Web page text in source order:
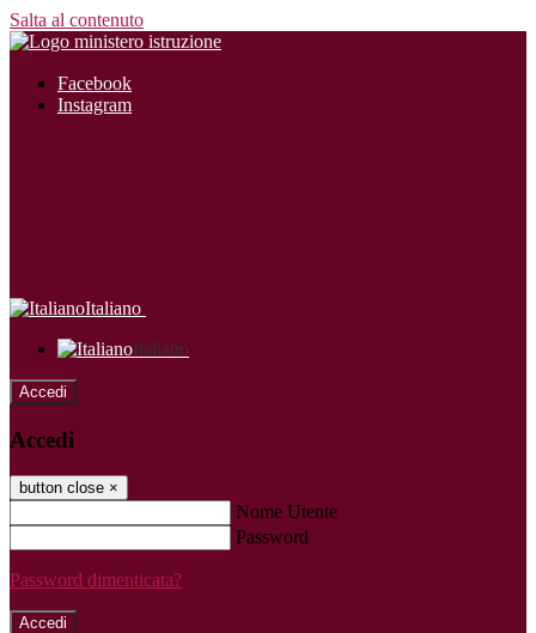
Salta al contenuto
Facebook
Instagram
Italiano
Italiano
Accedi
Accedi
button close ×
Nome Utente
Password
Password dimenticata?